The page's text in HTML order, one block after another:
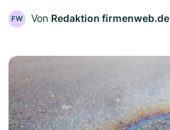
FW Von Redaktion firmenweb.de